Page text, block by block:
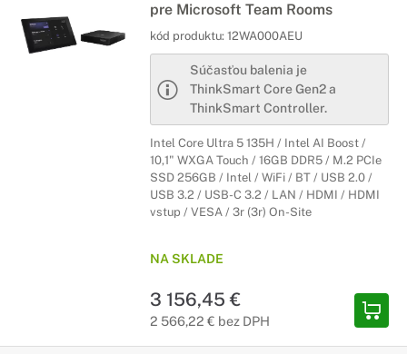
pre Microsoft Team Rooms
kód produktu: 12WA000AEU
Súčasťou balenia je
ThinkSmart Core Gen2 a
ThinkSmart Controller.
Intel Core Ultra 5 135H / Intel AI Boost /
10,1" WXGA Touch / 16GB DDR5 / M.2 PCIe
SSD 256GB / Intel / WiFi / BT / USB 2.0 /
USB 3.2 / USB-C 3.2 / LAN / HDMI / HDMI
vstup / VESA / 3r (3r) On-Site
NA SKLADE
3 156,45 €
2 566,22 € bez DPH